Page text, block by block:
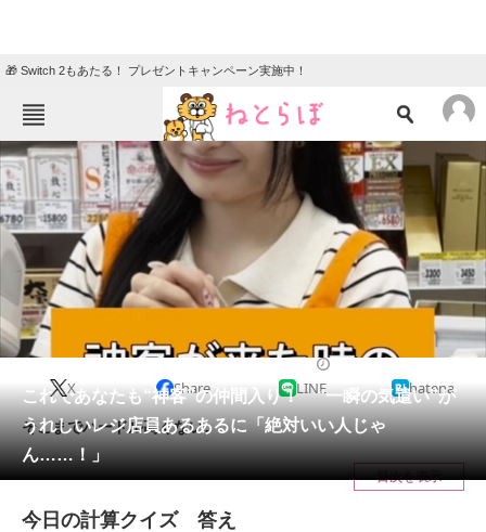
🎁 Switch 2もあたる！ プレゼントキャンペーン実施中！
ねとらぼメニュー
TOP ニュース
エンタメ
グルメ 地域
住まい 教育・育児
動物 リサーチ
会員記事
メディア
注目記事を集めた総合ページ
これであなたも“神客”の仲間入り！ “一瞬の気遣い”が
うれしいレジ店員あるあるに「絶対いい人じゃ
ん……！」
X Share LINE hatena
そこまでハードル高くない。
目次を表示
今日の計算クイズ 答え